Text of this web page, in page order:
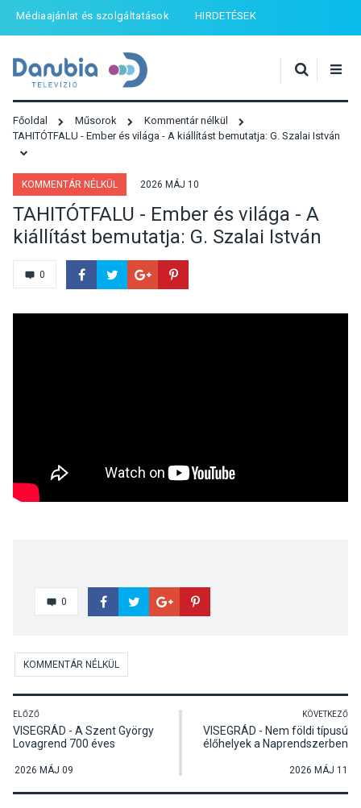
Médiaajánlat és szolgáltatások HIRDETÉSEK
Főoldal Műsorok
Kommentár nélkül
TAHITÓTFALU - Ember és világa - A kiállítást bemutatja: G. Szalai István
KOMMENTÁR NÉLKÜL 2026 MÁJ 10
TAHITÓTFALU - Ember és világa - A
kiállítást bemutatja: G. Szalai István
0
0
KOMMENTÁR NÉLKÜL
ELŐZŐ
VISEGRÁD - A Szent György
Lovagrend 700 éves
avatásának ünnepsége
2026 MÁJ 09
KÖVETKEZŐ
VISEGRÁD - Nem földi típusú
élőhelyek a Naprendszerben
előadása
2026 MÁJ 11